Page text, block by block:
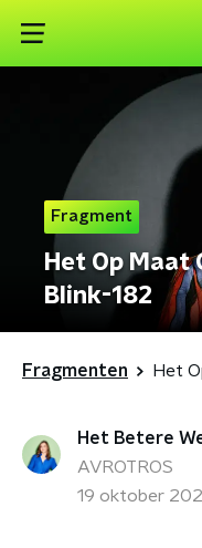
Fragment
Het Op Maat
Blink-182
Fragmenten
Het Betere
AVROTROS
19 oktober